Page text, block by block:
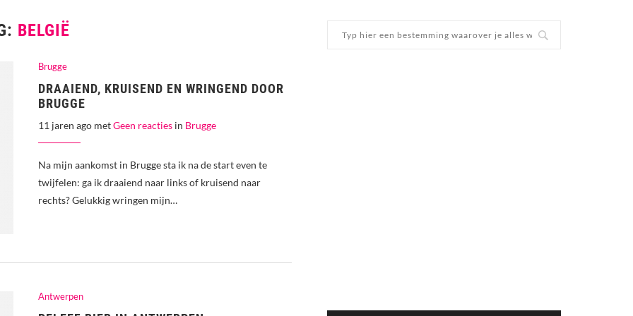
BELGIË
Brugge
DRAAIEND, KRUISEND EN WRINGEND DOOR
BRUGGE
11 jaren ago metGeen reacties in Brugge
Na mijn aankomst in Brugge sta ik na de start even te
twijfelen: ga ik draaiend naar links of kruisend naar
rechts? Gelukkig wringen mijn…
Antwerpen